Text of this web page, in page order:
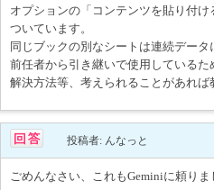
オプションの「コンテンツを貼り付
ついています。
同じブックの別なシートは連続データ
前任者から引き継いで使用している
解決方法等、考えられることがあれば
投稿者: んなっと
ごめんなさい、これもGeminiに頼り